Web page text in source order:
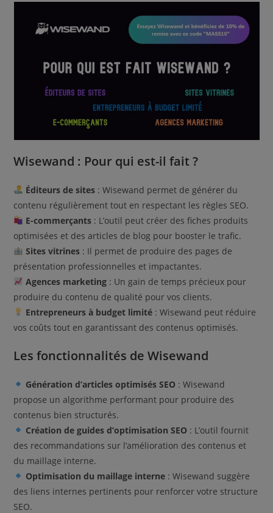
Wisewand : Pour qui est-il fait ?
Éditeurs de sites : Wisewand permet de générer du
contenu régulièrement tout en respectant les règles SEO.
E-commerçants : L’outil peut créer des fiches produits
optimisées et des articles de blog pour booster le trafic.
Sites vitrines : Il permet de produire des pages de
présentation professionnelles et impactantes.
Agences marketing : Un gain de temps précieux pour
produire du contenu de qualité pour vos clients.
Entrepreneurs à budget limité : Wisewand peut réduire
vos coûts tout en garantissant des contenus optimisés.
Les fonctionnalités de Wisewand
Génération d’articles optimisés SEO : Wisewand
propose un algorithme performant pour produire des
contenus bien structurés.
Création de guides d’optimisation SEO : L’outil fournit
des recommandations sur l’amélioration des contenus et
du maillage interne.
Optimisation du maillage interne : Wisewand suggère
des liens internes pertinents pour renforcer votre structure
SEO.